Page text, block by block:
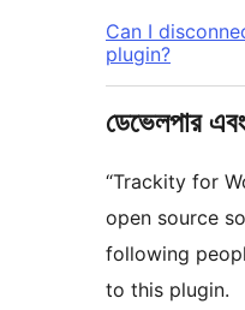
Can I
plugin?
ডেভেলপার
“Trackity for
open source
following
to this plugin.